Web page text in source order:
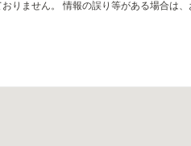
りません。 情報の誤り等がある場合は、